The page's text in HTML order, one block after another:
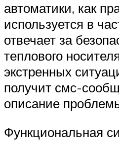
автоматики, как
используется в
отвечает за
теплового
экстренных
получит смс-
описание
Функциональная